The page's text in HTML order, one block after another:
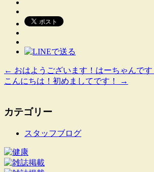
← おはようございます！はーちゃんです
こんにちは！初めましてです！
→
カテゴリー
スタッフブログ